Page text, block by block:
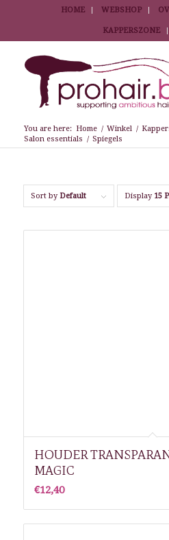
HOME WEBSHOP
KAPPERSZONE
You are here: Home / Winkel /
Salon essentials / Spiegels
Sort byDefault Display 15
HOUDER
MAGIC
€12,40